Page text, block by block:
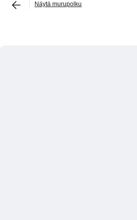
Näytä murupolku